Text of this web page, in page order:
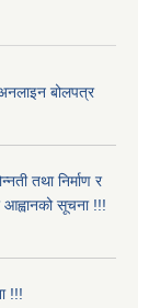
अनलाइन बोलपत्र
तथा निर्माण र
आह्वानको सूचना !!!
!!!